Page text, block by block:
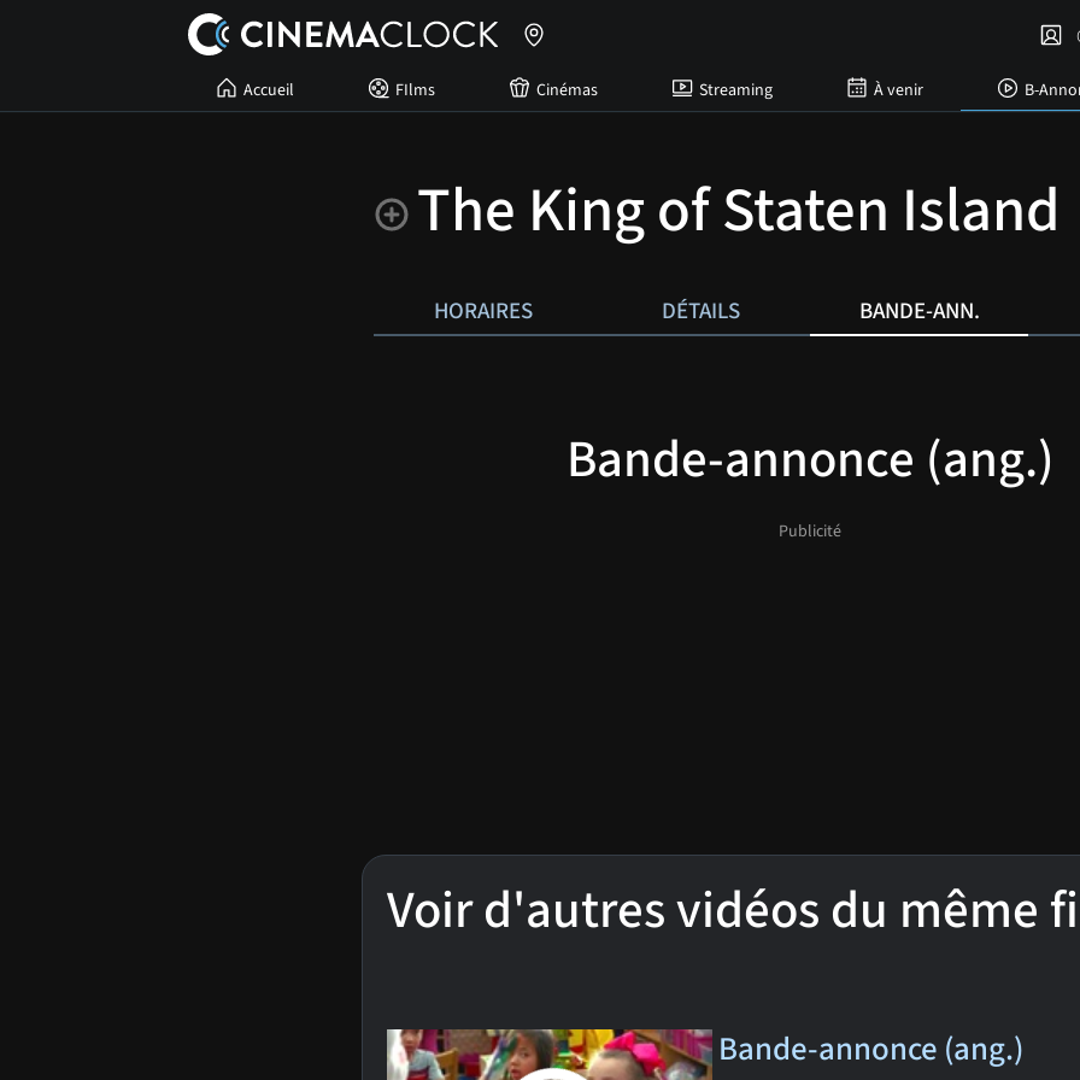
Accueil FIlms Cinémas Streaming À venir B-
The King of Staten Island
HORAIRES DÉTAILS BANDE-ANN.
Bande-annonce (ang.)
Voir d'autres vidéos du même
Bande-annonce (ang.)